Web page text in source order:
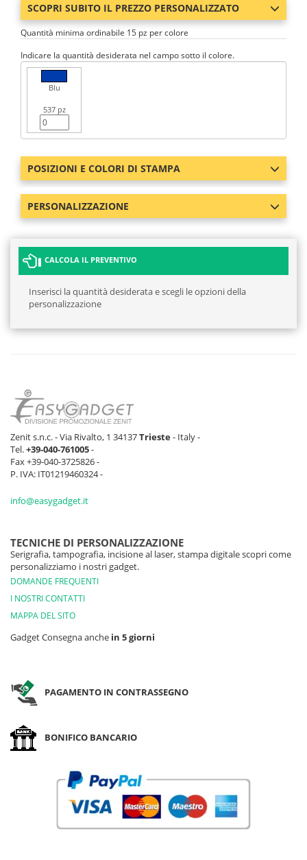
SCOPRI SUBITO IL PREZZO PERSONALIZZATO
Quantità minima ordinabile 15 pz per colore
Indicare la quantità desiderata nel campo sotto il colore.
Blu
537 pz
POSIZIONI E COLORI DI STAMPA
PERSONALIZZAZIONE
CALCOLA IL PREVENTIVO
Inserisci la quantità desiderata e scegli le opzioni della
personalizzazione
Zenit s.n.c. - Via Rivalto, 1 34137Trieste- Italy -
Tel.+39-040-761005-
Fax +39-040-3725826 -
P. IVA: IT01219460324 -
info@easygadget.it
TECNICHE DI PERSONALIZZAZIONE
Serigrafia, tampografia, incisione al laser, stampa digitale scopri come
personalizziamo i nostri gadget.
DOMANDE FREQUENTI
I NOSTRI CONTATTI
MAPPA DEL SITO
Gadget Consegna anche in 5 giorni
PAGAMENTO IN CONTRASSEGNO
BONIFICO BANCARIO